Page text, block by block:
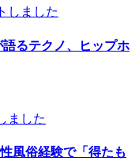
しました
るテクノ、ヒップホ
ました
風俗経験で「得たも